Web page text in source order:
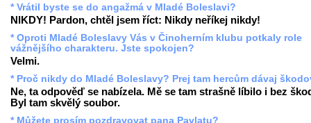
* Vrátil byste se do angažmá v Mladé Boleslavi?
NIKDY! Pardon, chtěl jsem říct: Nikdy neříkej nikdy!
* Oproti Mladé Boleslavy Vás v Činoherním klubu potkaly role
vážnějšího charakteru. Jste spokojen?
Velmi.
* Proč nikdy do Mladé Boleslavy? Prej tam hercům dávaj
Ne, ta odpověď se nabízela. Mě se tam strašně líbilo i bez
Byl tam skvělý soubor.
* Můžete prosím pozdravovat pana Pavlatu?